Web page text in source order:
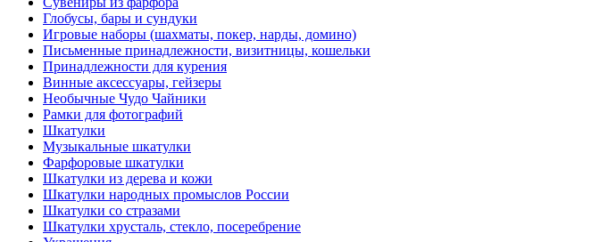
Глобусы, бары и сундуки
Игровые наборы (шахматы, покер, нарды, домино)
Письменные принадлежности, визитницы, кошельки
Принадлежности для курения
Винные аксессуары, гейзеры
Необычные Чудо Чайники
Рамки для фотографий
Шкатулки
Музыкальные шкатулки
Фарфоровые шкатулки
Шкатулки из дерева и кожи
Шкатулки народных промыслов России
Шкатулки со стразами
Шкатулки хрусталь, стекло, посеребрение